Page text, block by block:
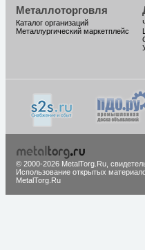
Металлоторговля
Каталог организаций
Металлургический маркетплейс
© 2000-2026 MetalTorg.Ru,
Использование открытых
MetalTorg.Ru